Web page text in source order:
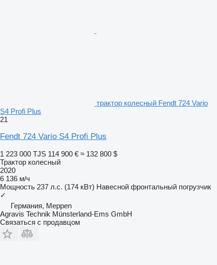
трактор колесный Fendt 724 Vario
S4 Profi Plus
21
Fendt 724 Vario S4 Profi Plus
1 223 000 TJS 114 900 € ≈ 132 800 $
Трактор колесный
2020
6 136 м/ч
Мощность 237 л.с. (174 кВт) Навесной фронтальный погрузчик
✓
Германия, Meppen
Agravis Technik Münsterland-Ems GmbH
Связаться с продавцом